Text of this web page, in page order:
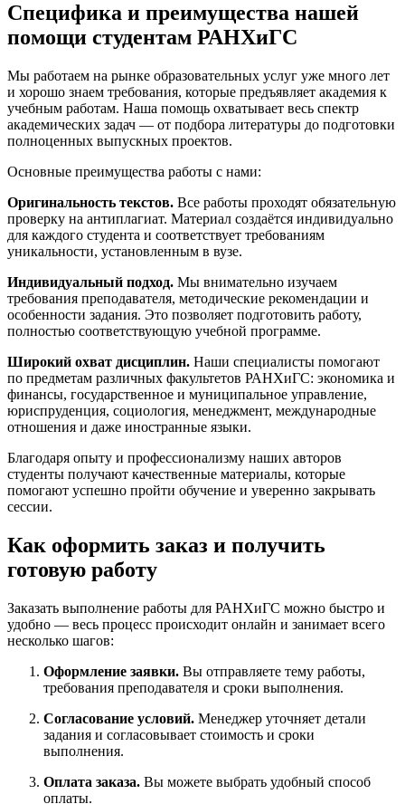
Специфика и преимущества нашей
помощи студентам РАНХиГС
Мы работаем на рынке образовательных услуг уже много лет
и хорошо знаем требования, которые предъявляет академия к
учебным работам. Наша помощь охватывает весь спектр
академических задач — от подбора литературы до подготовки
полноценных выпускных проектов.
Основные преимущества работы с нами:
Оригинальность текстов. Все работы проходят обязательную
проверку на антиплагиат. Материал создаётся индивидуально
для каждого студента и соответствует требованиям
уникальности, установленным в вузе.
Индивидуальный подход. Мы внимательно изучаем
требования преподавателя, методические рекомендации и
особенности задания. Это позволяет подготовить работу,
полностью соответствующую учебной программе.
Широкий охват дисциплин. Наши специалисты помогают
по предметам различных факультетов РАНХиГС: экономика и
финансы, государственное и муниципальное управление,
юриспруденция, социология, менеджмент, международные
отношения и даже иностранные языки.
Благодаря опыту и профессионализму наших авторов
студенты получают качественные материалы, которые
помогают успешно пройти обучение и уверенно закрывать
сессии.
Как оформить заказ и получить
готовую работу
Заказать выполнение работы для РАНХиГС можно быстро и
удобно — весь процесс происходит онлайн и занимает всего
несколько шагов:
Оформление заявки. Вы отправляете тему работы,
требования преподавателя и сроки выполнения.
Согласование условий. Менеджер уточняет детали
задания и согласовывает стоимость и сроки
выполнения.
Оплата заказа. Вы можете выбрать удобный способ
оплаты.